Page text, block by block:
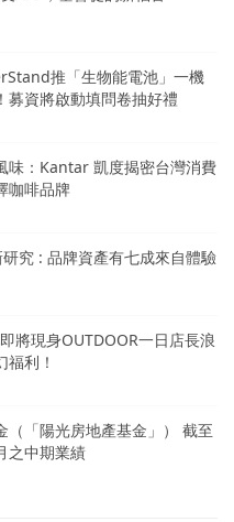
推「生物能電池」一機
募資將啟動填問卷抽好禮
味：Kantar 凱度揭密台灣消費
咖啡品牌
究 : 品牌資產有七成來自體驗
將現身OUTDOOR一日店長浪
利！
（「陽光房地產基金」） 截至
之中期業績